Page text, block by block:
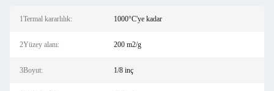
1Termal kararlılık: 1000°C'ye kadar
2Yüzey alanı: 200 m2/g
3Boyut: 1/8 inç